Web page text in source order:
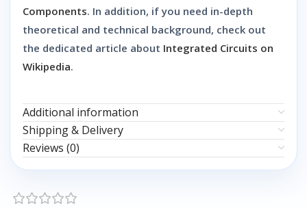
Components. In addition, if you need in-depth
theoretical and technical background, check out
the dedicated article about Integrated Circuits on
Wikipedia.
Additional information
Shipping & Delivery
Reviews (0)